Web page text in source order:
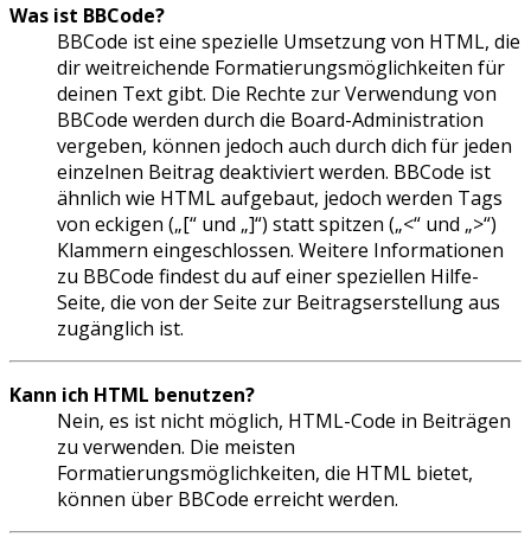
Was ist BBCode?
BBCode ist eine spezielle Umsetzung von HTML, die
dir weitreichende Formatierungsmöglichkeiten für
deinen Text gibt. Die Rechte zur Verwendung von
BBCode werden durch die Board-Administration
vergeben, können jedoch auch durch dich für jeden
einzelnen Beitrag deaktiviert werden. BBCode ist
ähnlich wie HTML aufgebaut, jedoch werden Tags
von eckigen („[“ und „]“) statt spitzen („<“ und „>“)
Klammern eingeschlossen. Weitere Informationen
zu BBCode findest du auf einer speziellen Hilfe-
Seite, die von der Seite zur Beitragserstellung aus
zugänglich ist.
Kann ich HTML benutzen?
Nein, es ist nicht möglich, HTML-Code in Beiträgen
zu verwenden. Die meisten
Formatierungsmöglichkeiten, die HTML bietet,
können über BBCode erreicht werden.